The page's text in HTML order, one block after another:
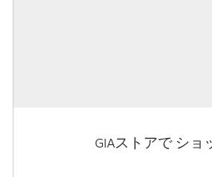
GIAストアで ショ